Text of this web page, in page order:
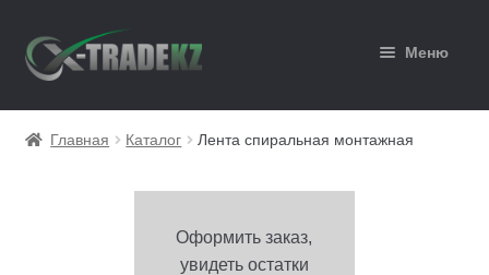
Перейти
к
Перейти
к
Меню
Главная
Главная Каталог Лента спиральная монтажная
Оформить заказ,
увидеть остатки